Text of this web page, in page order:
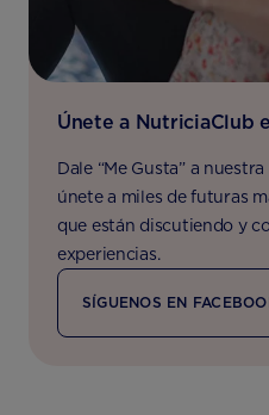
Únete a NutriciaClub
Dale “Me Gusta” a
únete a miles de futuras
que están discutiendo y
experiencias.
SÍGUENOS EN